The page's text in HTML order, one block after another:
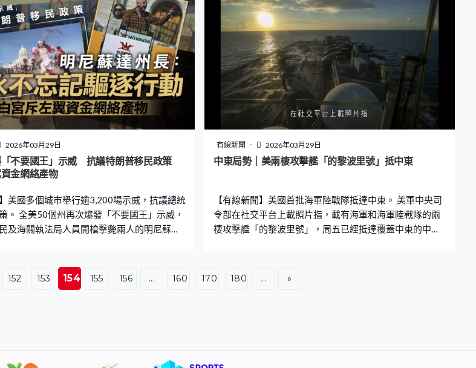
積雪，在戶外放置已充氣的氣球再在表面堆滿雪，等積雪
變硬之後再將氣球放氣，建成這個35米長5米高及闊的儲
存庫。 這班研究人員成立基金會，2015年啟動冰記憶計
劃，在位處海拔約3,200米高地的康科迪亞站建造冰芯庫儲
存冰芯，冰芯庫溫度維持在約零下52度，確保冰芯不會融
化，估計可運作數十年。研究人員到塔吉克、法國及瑞士
等10個冰川鑽取冰芯，其中來自法國勃朗峰和瑞士大孔班
山重1.7噸的冰芯，花近50天從意大利港口運送至冰芯庫。
冰芯被視為儲存地球變化數據的「時間嚢」，透過分析冰
層內存放的大氣氣體樣本、污染物及塵埃，可以追溯人類
過去活動足跡及溫度變化趨勢。不過隨著全球氣候暖化問
指設
2026年03月29日
「不要國王」示威 抗議特朗普移民政策
金網絡產物
】美國多個城市舉行逾3,200場示威，抗議總統
。 全美50個州再次爆發「不要國王」示威，
及海關執法局人員開槍擊斃兩人的明尼蘇達
忘記驅逐移民行動。白宮發言人批評這類示
網絡的產物，缺乏公眾支持，只有反特朗普
有線新聞 2026年03月29日
中東局勢｜美兩棲攻擊艦「的黎波里號」抵中東
【有線新聞】美國首批海軍陸戰隊抵達中東。 美軍中央司
令部在社交平台上載照片指，載有海軍和海軍陸戰隊的兩
棲攻擊艦「的黎波里號」，周五已經抵達覆蓋中東的中央
152 153 154 155 156 ... 160 170 180 ... »